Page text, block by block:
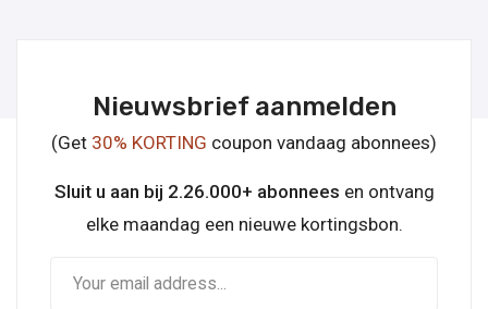
Nieuwsbrief aanmelden
(Get 30% KORTING coupon vandaag abonnees)
Sluit u aan bij 2.26.000+ abonnees en ontvang
elke maandag een nieuwe kortingsbon.